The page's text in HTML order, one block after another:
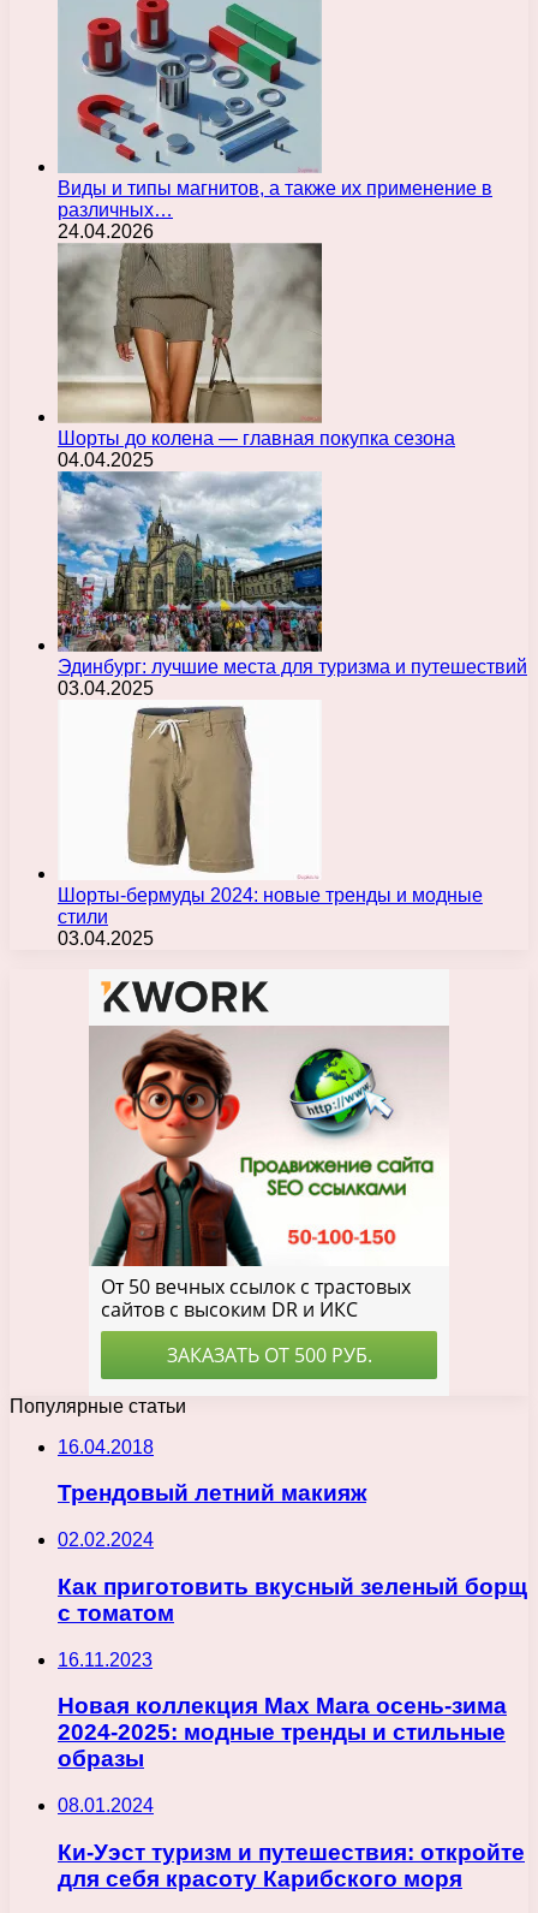
Виды и типы магнитов, а также их применение в
различных…
24.04.2026
Шорты до колена — главная покупка сезона
04.04.2025
Эдинбург: лучшие места для туризма и путешествий
03.04.2025
Шорты-бермуды 2024: новые тренды и модные
стили
03.04.2025
Популярные статьи
16.04.2018
Трендовый летний макияж
02.02.2024
Как приготовить вкусный зеленый борщ
с томатом
16.11.2023
Новая коллекция Max Mara осень-зима
2024-2025: модные тренды и стильные
образы
08.01.2024
Ки-Уэст туризм и путешествия: откройте
для себя красоту Карибского моря